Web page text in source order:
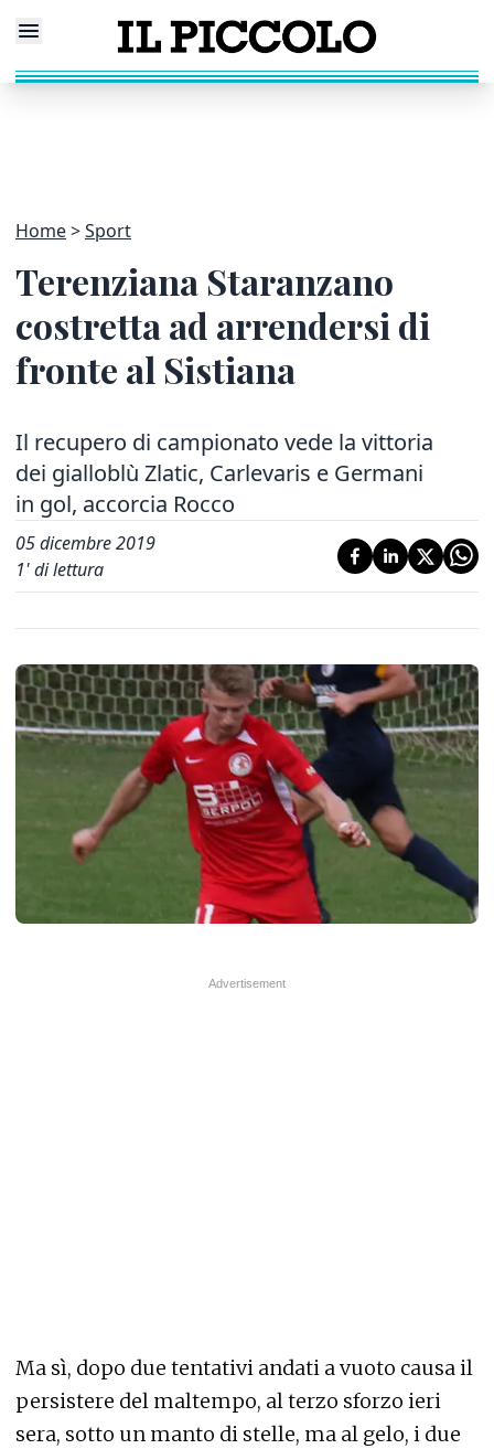
Home Sport
Terenziana Staranzano
costretta ad arrendersi di
fronte al Sistiana
Il recupero di campionato vede la vittoria
dei gialloblù Zlatic, Carlevaris e Germani
in gol, accorcia Rocco
05 dicembre 2019
1' di lettura
Ma sì, dopo due tentativi andati a vuoto causa il
persistere del maltempo, al terzo sforzo ieri
sera, sotto un manto di stelle, ma al gelo, i due